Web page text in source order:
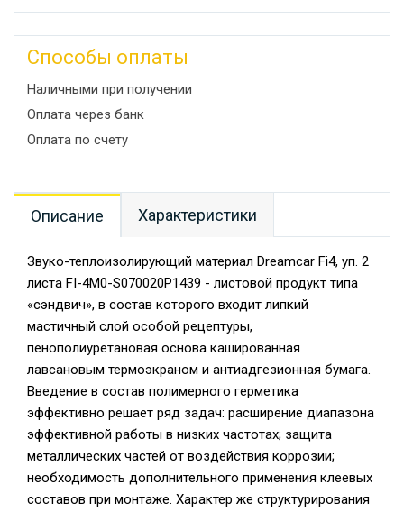
Способы оплаты
Наличными при получении
Оплата через банк
Оплата по счету
Описание Характеристики
Звуко-теплоизолирующий материал Dreamcar Fi4, уп. 2
листа FI-4M0-S070020P1439 - листовой продукт типа
«сэндвич», в состав которого входит липкий
мастичный слой особой рецептуры,
пенополиуретановая основа кашированная
лавсановым термоэкраном и антиадгезионная бумага.
Введение в состав полимерного герметика
эффективно решает ряд задач: расширение диапазона
эффективной работы в низких частотах; защита
металлических частей от воздействия коррозии;
необходимость дополнительного применения клеевых
составов при монтаже. Характер же структурирования